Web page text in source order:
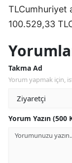
TLCumhuriyet
100.529,33
Takma Ad
Yorum yapmak için,
Yorum Yazın (500